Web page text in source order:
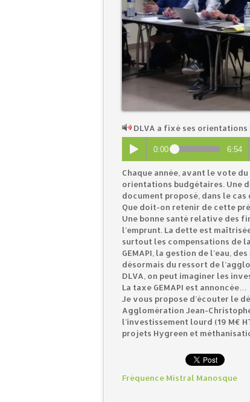
DLVA a fixé ses
0:00 6:54
Chaque année, avant le vote
orientations budgétaires. Une
document proposé, dans le cas
Que doit-on retenir de cette
Une bonne santé relative des
l’emprunt. La dette est
surtout les compensations de
GEMAPI, la gestion de l’eau,
désormais du ressort de
DLVA, on peut imaginer les
La taxe GEMAPI est annoncée…
Je vous propose d’écouter le
Agglomération Jean-
l’investissement lourd (19 M€
projets Hygreen et
Fréquence Mistral Manosque